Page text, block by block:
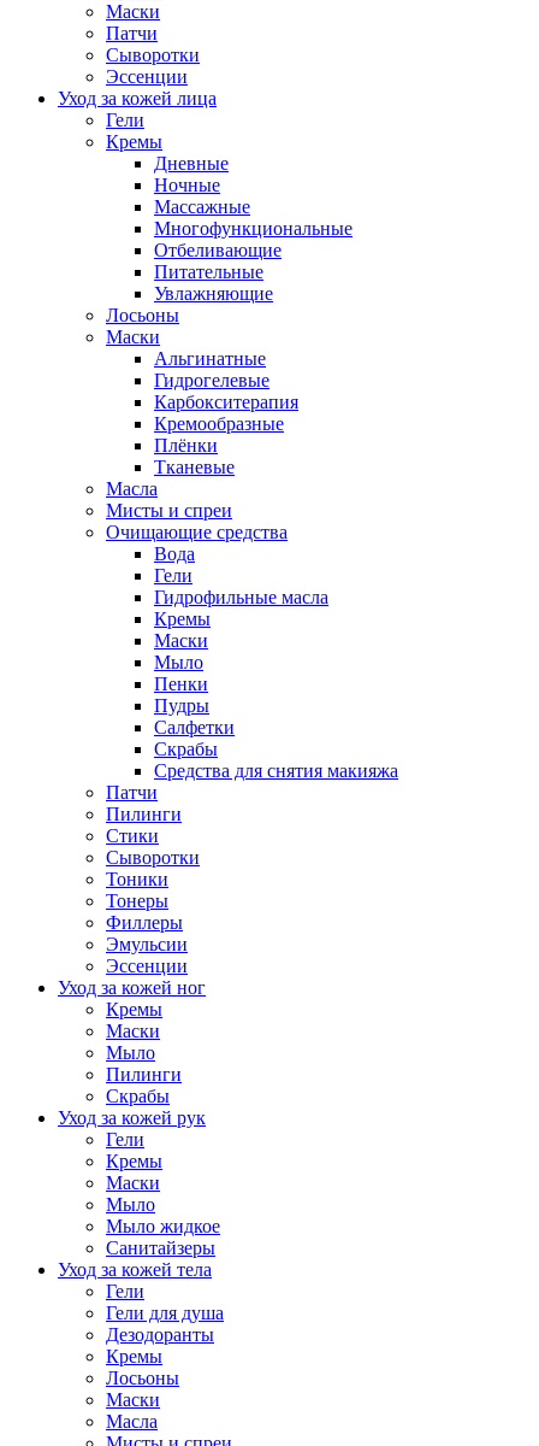
Маски
Патчи
Сыворотки
Эссенции
Уход за кожей лица
Гели
Кремы
Дневные
Ночные
Массажные
Многофункциональные
Отбеливающие
Питательные
Увлажняющие
Лосьоны
Маски
Альгинатные
Гидрогелевые
Карбокситерапия
Кремообразные
Плёнки
Тканевые
Масла
Мисты и спреи
Очищающие средства
Вода
Гели
Гидрофильные масла
Кремы
Маски
Мыло
Пенки
Пудры
Салфетки
Скрабы
Средства для снятия макияжа
Патчи
Пилинги
Стики
Сыворотки
Тоники
Тонеры
Филлеры
Эмульсии
Эссенции
Уход за кожей ног
Кремы
Маски
Мыло
Пилинги
Скрабы
Уход за кожей рук
Гели
Кремы
Маски
Мыло
Мыло жидкое
Санитайзеры
Уход за кожей тела
Гели
Гели для душа
Дезодоранты
Кремы
Лосьоны
Маски
Масла